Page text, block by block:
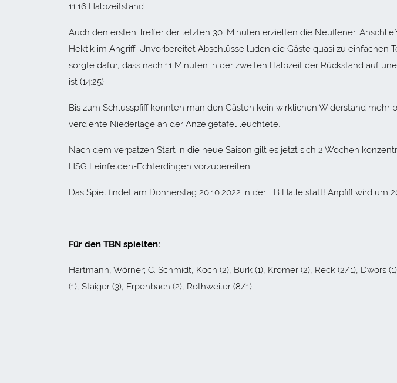
11:16 Halbzeitstand.
Auch den ersten Treffer der letzten 30. Minuten erzielten die Neuffener.
Hektik im Angriff. Unvorbereitet Abschlüsse luden die Gäste quasi zu einfachen
sorgte dafür, dass nach 11 Minuten in der zweiten Halbzeit der Rückstand auf
ist (14:25).
Bis zum Schlusspfiff konnten man den Gästen kein wirklichen Widerstand mehr
verdiente Niederlage an der Anzeigetafel leuchtete.
Nach dem verpatzen Start in die neue Saison gilt es jetzt sich 2 Wochen
HSG Leinfelden-Echterdingen vorzubereiten.
Das Spiel findet am Donnerstag 20.10.2022 in der TB Halle statt! Anpfiff wird um
Für den TBN spielten:
Hartmann, Wörner; C. Schmidt, Koch (2), Burk (1), Kromer (2), Reck (2/1), Dwors
(1), Staiger (3), Erpenbach (2), Rothweiler (8/1)